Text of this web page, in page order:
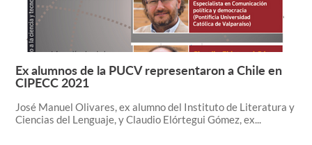
Leer más +
Ex alumnos de la PUCV representaron a Chile en
CIPECC 2021
José Manuel Olivares, ex alumno del Instituto de Literatura y
Ciencias del Lenguaje, y Claudio Elórtegui Gómez, ex...